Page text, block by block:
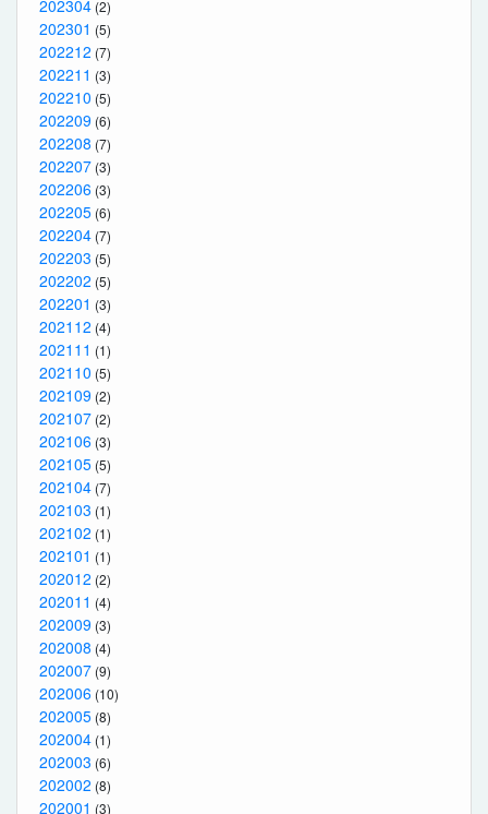
202304 (2)
202301 (5)
202212 (7)
202211 (3)
202210 (5)
202209 (6)
202208 (7)
202207 (3)
202206 (3)
202205 (6)
202204 (7)
202203 (5)
202202 (5)
202201 (3)
202112 (4)
202111 (1)
202110 (5)
202109 (2)
202107 (2)
202106 (3)
202105 (5)
202104 (7)
202103 (1)
202102 (1)
202101 (1)
202012 (2)
202011 (4)
202009 (3)
202008 (4)
202007 (9)
202006 (10)
202005 (8)
202004 (1)
202003 (6)
202002 (8)
202001 (3)